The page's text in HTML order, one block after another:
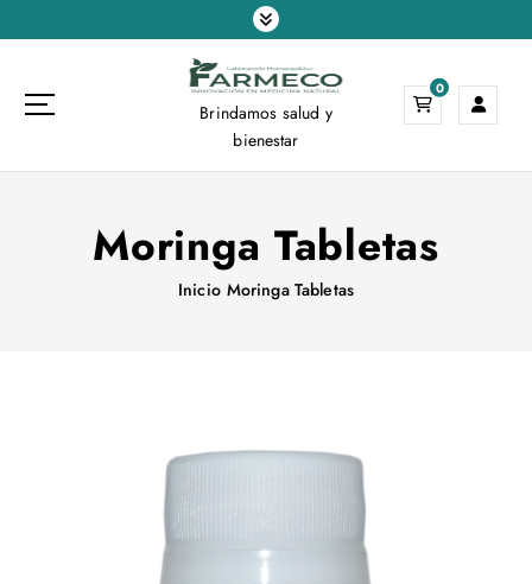
a
a
Brindamos salud y
bienestar
0
Moringa Tabletas
Inicio Moringa Tabletas